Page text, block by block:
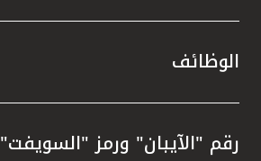
الوظائف
رقم "الآيبان" ورمز "السويفت"